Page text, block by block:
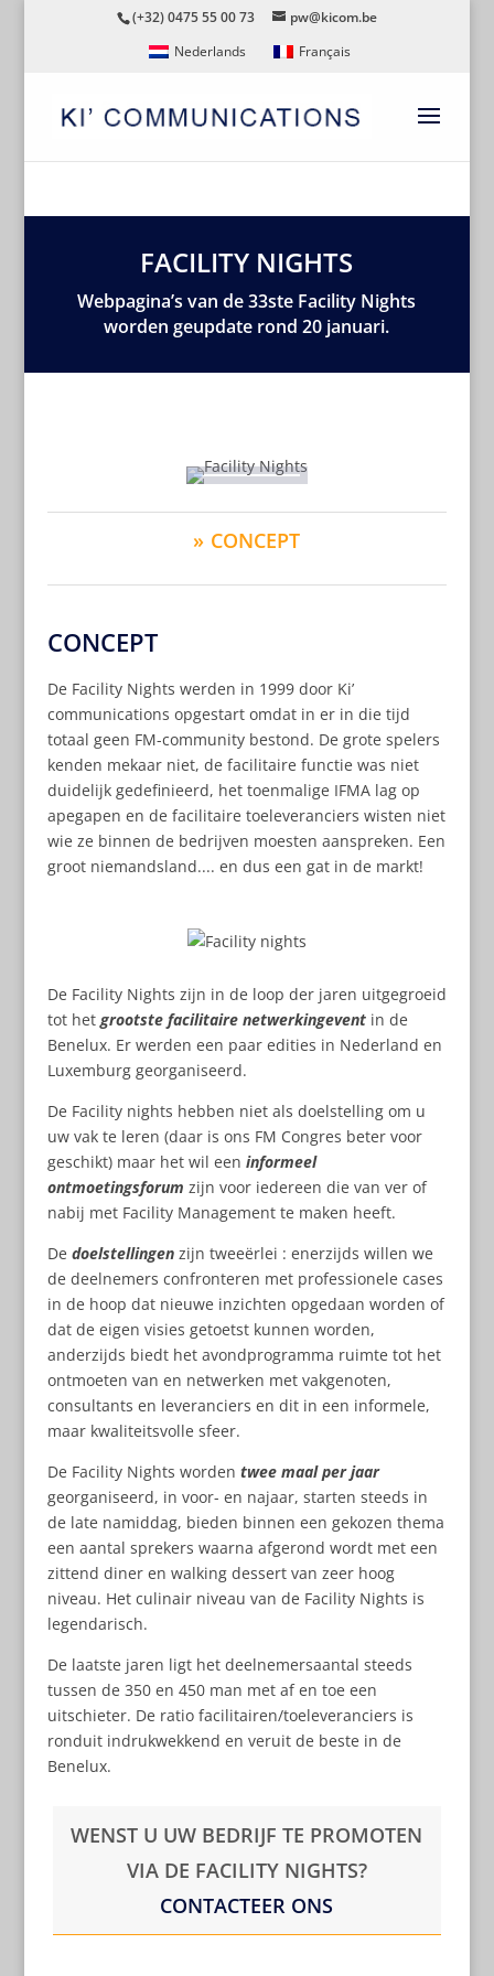
(+32) 0475 55 00 73
pw@kicom.be
Nederlands
Français
FACILITY NIGHTS
Webpagina’s van de 33ste Facility Nights
worden geupdate rond 20 januari.
CONCEPT
CONCEPT
De Facility Nights werden in 1999 door Ki’
communications opgestart omdat in er in die tijd
totaal geen FM-community bestond. De grote spelers
kenden mekaar niet, de facilitaire functie was niet
duidelijk gedefinieerd, het toenmalige IFMA lag op
apegapen en de facilitaire toeleveranciers wisten niet
wie ze binnen de bedrijven moesten aanspreken. Een
groot niemandsland.... en dus een gat in de markt!
De Facility Nights zijn in de loop der jaren uitgegroeid
tot het grootste facilitaire netwerkingeventin de
Benelux. Er werden een paar edities in Nederland en
Luxemburg georganiseerd.
De Facility nights hebben niet als doelstelling om u
uw vak te leren (daar is ons FM Congres beter voor
geschikt) maar het wil een informeel
ontmoetingsforum zijn voor iedereen die van ver of
nabij met Facility Management te maken heeft.
De doelstellingenzijn tweeërlei : enerzijds willen we
de deelnemers confronteren met professionele cases
in de hoop dat nieuwe inzichten opgedaan worden of
dat de eigen visies getoetst kunnen worden,
anderzijds biedt het avondprogramma ruimte tot het
ontmoeten van en netwerken met vakgenoten,
consultants en leveranciers en dit in een informele,
maar kwaliteitsvolle sfeer.
De Facility Nights worden twee maal per jaar
georganiseerd, in voor- en najaar, starten steeds in
de late namiddag, bieden binnen een gekozen thema
een aantal sprekers waarna afgerond wordt met een
zittend diner en walking dessert van zeer hoog
niveau. Het culinair niveau van de Facility Nights is
legendarisch.
De laatste jaren ligt het deelnemersaantal steeds
tussen de 350 en 450 man met af en toe een
uitschieter. De ratio facilitairen/toeleveranciers is
ronduit indrukwekkend en veruit de beste in de
Benelux.
WENST U UW BEDRIJF TE PROMOTEN
VIA DE FACILITY NIGHTS?
CONTACTEER ONS